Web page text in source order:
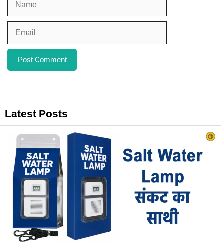
Latest Posts